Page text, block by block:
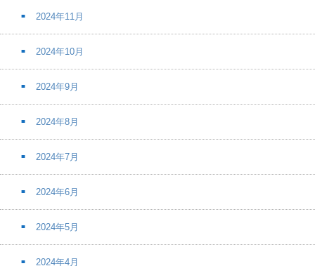
2024年11月
2024年10月
2024年9月
2024年8月
2024年7月
2024年6月
2024年5月
2024年4月